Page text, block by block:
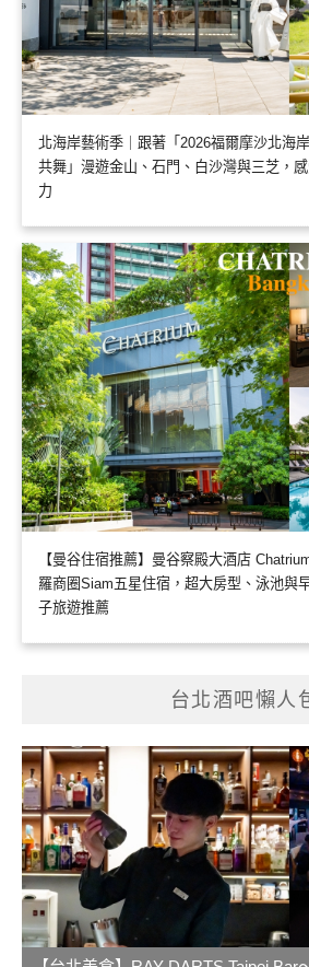
北海岸藝術季｜跟著「2026福爾摩沙北海
共舞」漫遊金山、石門、白沙灣與三芝，
力
【曼谷住宿推薦】曼谷察殿大酒店
羅商圈Siam五星住宿，超大房型、泳池與
子旅遊推薦
台北酒吧懶人